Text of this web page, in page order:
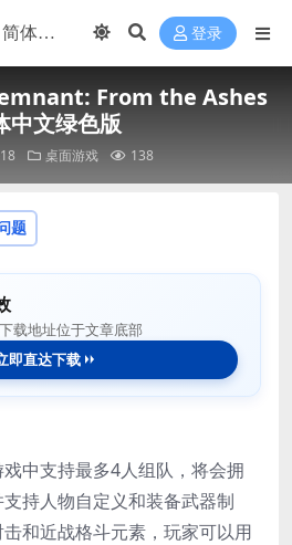
登录
From the Ashes
中文绿色版
桌面游戏 138
题
载地址位于文章底部
即直达下载
戏中支持最多4人组队，将会拥
持人物自定义和装备武器制
和近战格斗元素，玩家可以用